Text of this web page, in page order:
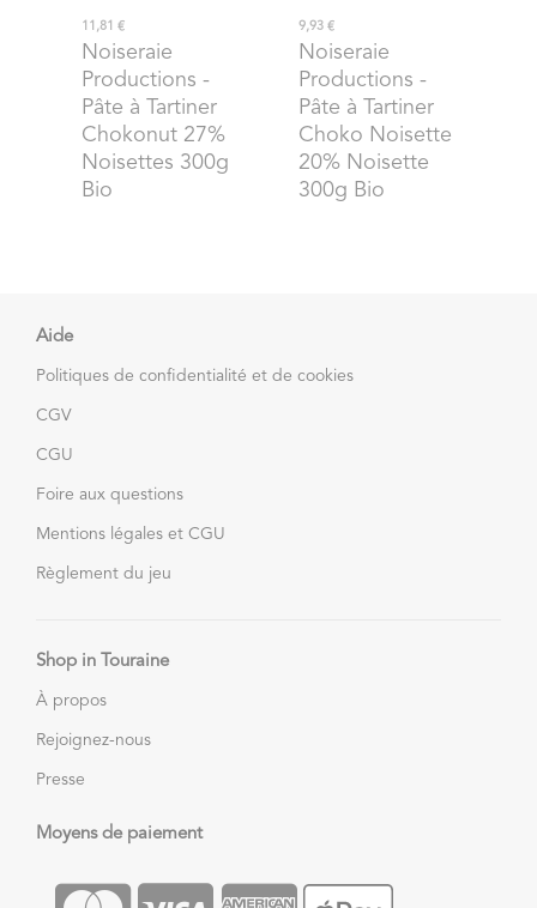
11,81 €
Noiseraie
Productions -
Pâte à Tartiner
Chokonut 27%
Noisettes 300g
Bio
9,93 €
Noiseraie
Productions -
Pâte à Tartiner
Choko Noisette
20% Noisette
300g Bio
Aide
Politiques de confidentialité et de cookies
CGV
CGU
Foire aux questions
Mentions légales et CGU
Règlement du jeu
Shop in Touraine
À propos
Rejoignez-nous
Presse
Moyens de paiement